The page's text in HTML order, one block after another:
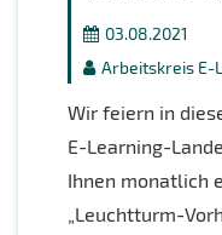
03.08.2021
Arbeitskreis E-
Wir feiern in
E-Learning-
Ihnen monatlich
„Leuchtturm-